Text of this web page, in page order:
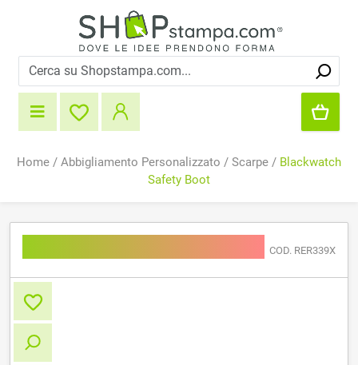
Home / Abbigliamento Personalizzato / Scarpe / Blackwatch
Safety Boot
COD. RER339X